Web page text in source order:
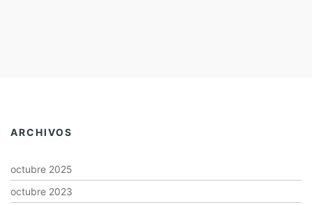
ARCHIVOS
octubre 2025
octubre 2023